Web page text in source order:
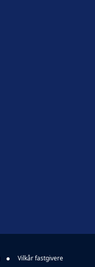
Vilkår fastgivere